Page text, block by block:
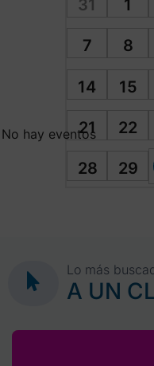
31 1
7 8
14 15
21 22
28 29
No hay eventos
Lo más
A UN